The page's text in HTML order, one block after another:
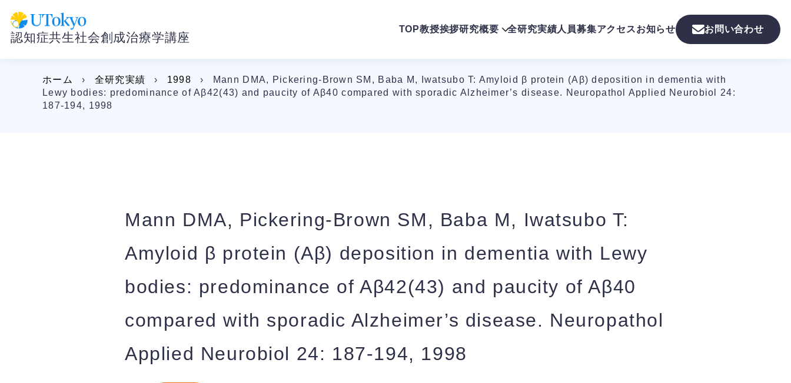
認知症共生社会創成治療学講座
TOP教授挨拶研究概要 全研究実績人員募集アクセスお知らせ お問い合わせ
ホーム › 全研究実績 › 1998 ›
Mann DMA, Pickering-Brown SM, Baba M, Iwatsubo T: Amyloid β protein (Aβ) deposition in dementia with
Lewy bodies: predominance of Aβ42(43) and paucity of Aβ40 compared with sporadic Alzheimer’s disease. Neuropathol Applied Neurobiol 24:
187-194, 1998
Mann DMA, Pickering-Brown SM, Baba M, Iwatsubo T:
Amyloid β protein (Aβ) deposition in dementia with Lewy
bodies: predominance of Aβ42(43) and paucity of Aβ40
compared with sporadic Alzheimer’s disease. Neuropathol
Applied Neurobiol 24: 187-194, 1998